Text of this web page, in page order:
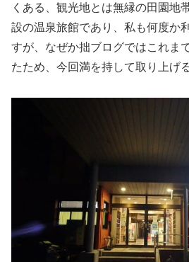
くある、観光地とは無縁の田園地
設の温泉旅館であり、私も何度か
すが、なぜか拙ブログではこれま
たため、今回満を持して取り上げ